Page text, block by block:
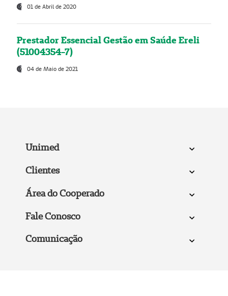
01 de Abril de 2020
Prestador Essencial Gestão em Saúde Ereli
(51004354-7)
04 de Maio de 2021
Unimed
Clientes
Área do Cooperado
Fale Conosco
Comunicação